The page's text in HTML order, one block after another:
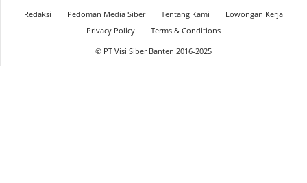
Redaksi Pedoman Media Siber Tentang Kami
Lowongan Kerja
Privacy Policy
Terms & Conditions
© PT Visi Siber Banten 2016-2025